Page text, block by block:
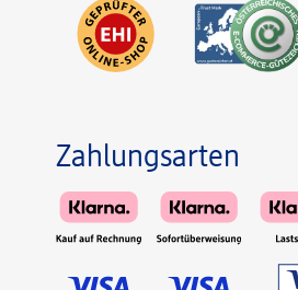
Zahlungsarten